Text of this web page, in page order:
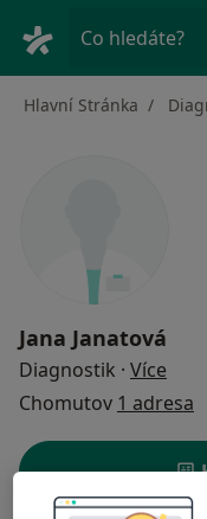
Co hledáte?
Hlavní Stránka
Jana Janatová
Diagnostik · Více
Chomutov 1 adresa